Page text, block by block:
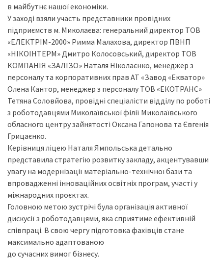
в майбутнє нашої економіки.
У заході взяли участь представники провідних
підприємств м. Миколаєва: генеральний директор ТОВ
«ЕЛЕКТРІМ-2000» Римма Малахова, директор ПВНП
«НІКОІНТЕРМ» Дмитро Колосовський, директор ТОВ
КОМПАНІЯ «ЗАЛІЗО» Наталя Ніколаєнко, менеджер з
персоналу та корпоративних прав АТ «Завод «Екватор»
Олена Кантор, менеджер з персоналу ТОВ «ЕКОТРАНС»
Тетяна Соловйова, провідні спеціалісти відділу по роботі
з роботодавцями Миколаївської філії Миколаївського
обласного центру зайнятості Оксана Гапонова та Євгенія
Грицаєнко.
Керівниця ліцею Наталя Ямпольська детально
представила стратегію розвитку закладу, акцентувавши
увагу на модернізації матеріально-технічної бази та
впровадженні інноваційних освітніх програм, участі у
міжнародних проєктах.
Головною метою зустрічі була організація активної
дискусії з роботодавцями, яка сприятиме ефективній
співпраці. В свою чергу підготовка фахівців стане
максимально адаптованою
до сучасних вимог бізнесу.